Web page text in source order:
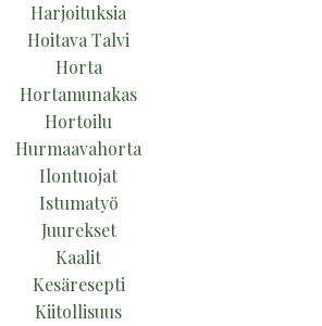
Harjoituksia
Hoitava Talvi
Horta
Hortamunakas
Hortoilu
Hurmaavahorta
Ilontuojat
Istumatyö
Juurekset
Kaalit
Kesäresepti
Kiitollisuus